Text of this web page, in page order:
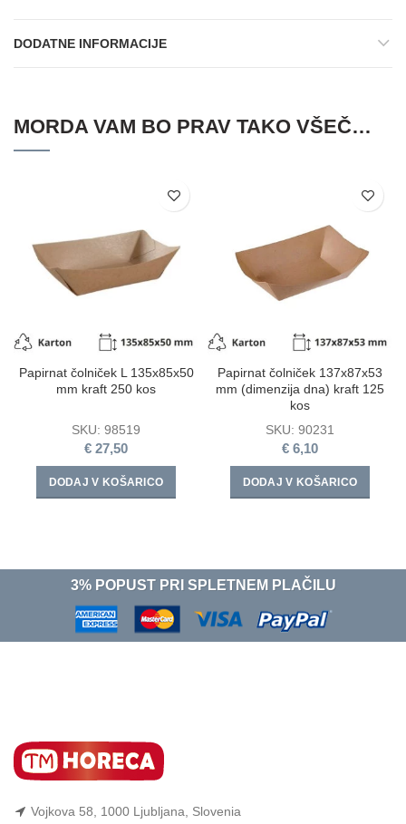
DODATNE INFORMACIJE
MORDA VAM BO PRAV TAKO VŠEČ…
Papirnat čolniček L 135x85x50
mm kraft 250 kos
SKU: 98519
€ 27,50
DODAJ V KOŠARICO
Papirnat čolniček 137х87х53
mm (dimenzija dna) kraft 125
kos
SKU: 90231
€ 6,10
DODAJ V KOŠARICO
3% POPUST PRI SPLETNEM PLAČILU
Vojkova 58, 1000 Ljubljana, Slovenia